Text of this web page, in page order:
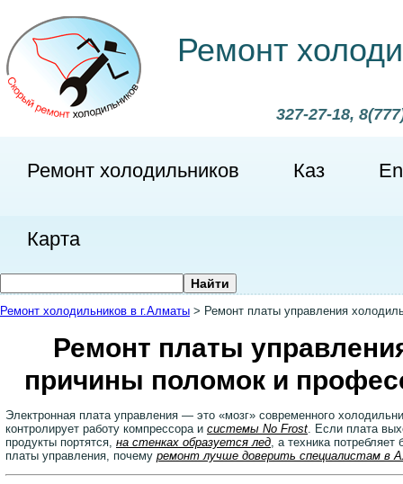
Ремонт
327-27-18,
Ремонт холодильников Каз
Карта
Ремонт холодильников в г.Алматы > Ремонт платы управления
Ремонт платы
причины поломок и
Электронная плата управления — это «мозг» современного
контролирует работу компрессора и системы No Frost. Если плата
продукты портятся, на стенках образуется лед, а техника
платы управления, почему ремонт лучше доверить специалистам в